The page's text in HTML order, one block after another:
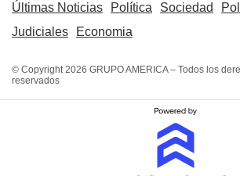
Últimas Noticias Política Sociedad
Judiciales
Economia
© Copyright 2026 GRUPO AMERICA – Todos los
reservados